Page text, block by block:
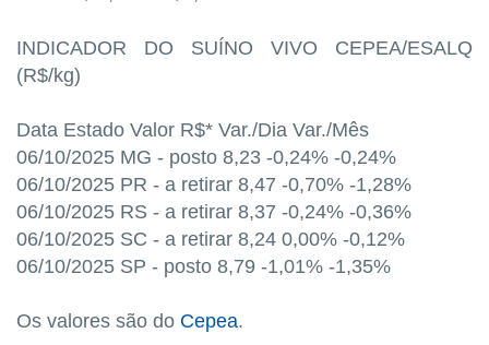
INDICADOR DO SUÍNO VIVO CEPEA/ESALQ
(R$/kg)
Data Estado Valor R$* Var./Dia Var./Mês
06/10/2025 MG - posto 8,23 -0,24% -0,24%
06/10/2025 PR - a retirar 8,47 -0,70% -1,28%
06/10/2025 RS - a retirar 8,37 -0,24% -0,36%
06/10/2025 SC - a retirar 8,24 0,00% -0,12%
06/10/2025 SP - posto 8,79 -1,01% -1,35%
Os valores são do Cepea.